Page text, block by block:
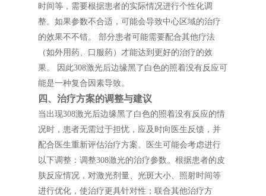
时间等，需要根据患者的实际情况进行个性化调
整。如果参数不合适，可能会导致中心区域的治疗
的效果不不错。 部分患者可能需要配合其他疗法
（如外用药、口服药）才能达到更好的治疗的效
果。 因此308激光后边缘黑了白色的照着没有反应可
能是一种复合因素导致。
四、治疗方案的调整与建议
当出现308激光后边缘黑了白色的照着没有反应的情
况时，患者无需过于担忧，应及时向医生反馈，并
配合医生重新评估治疗方案。医生可能会考虑进行
以下调整：调整308激光的治疗参数。根据患者的皮
肤反应情况，对激光剂量、光斑大小、照射时间等
进行优化，使治疗更具针对性；联合其他治疗方